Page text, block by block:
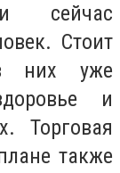
сейчас
Стоит
них уже
и
Торговая
также